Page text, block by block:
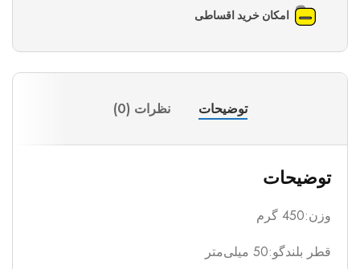
امکان خرید اقساطی
توضیحات نظرات (0)
توضیحات
وزن:450 گرم
قطر بلندگو:50 میلی‌متر